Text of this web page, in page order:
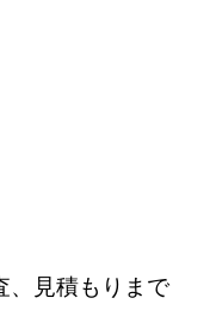
ブルを解
コストでで
、見積もりまで